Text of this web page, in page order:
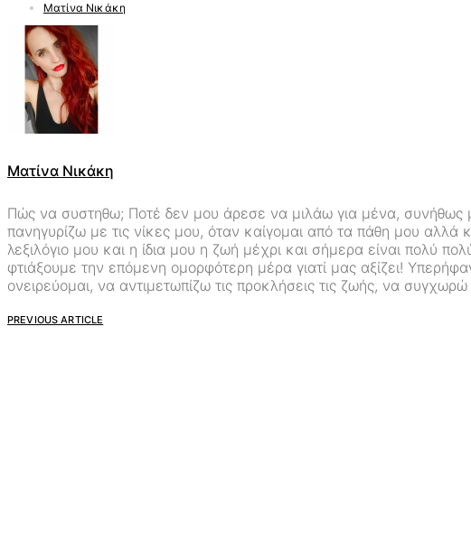
Ματίνα Νικάκη
Ματίνα Νικάκη
Πώς να συστηθω; Ποτέ δεν μου άρεσε να μιλάω για μένα, συνήθως
πανηγυρίζω με τις νίκες μου, όταν καίγομαι από τα πάθη μου αλλά
λεξιλόγιο μου και η ίδια μου η ζωή μέχρι και σήμερα είναι πολύ
φτιάξουμε την επόμενη ομορφότερη μέρα γιατί μας αξίζει!
ονειρεύομαι, να αντιμετωπίζω τις προκλήσεις τις ζωής, να
PREVIOUS ARTICLE